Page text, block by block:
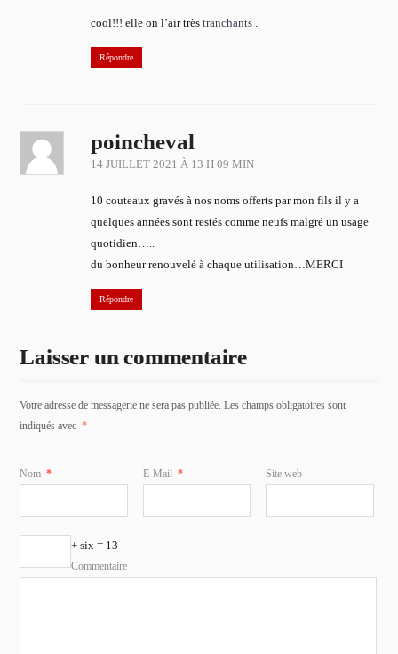
cool!!! elle on l’air trèstranchants
Répondre
poincheval
14 JUILLET 2021 À 13 H 09 MIN
10 couteaux gravés à nos noms offerts par mon fils il y a
quelques années sont restés comme neufs malgré un usage
quotidien…..
du bonheur renouvelé à chaque utilisation…MERCI
Répondre
Laisser un commentaire
Votre adresse de messagerie ne sera pas publiée. Les champs obligatoires sont
indiqués avec *
Nom * E-Mail * Site web
+ six = 13
Commentaire